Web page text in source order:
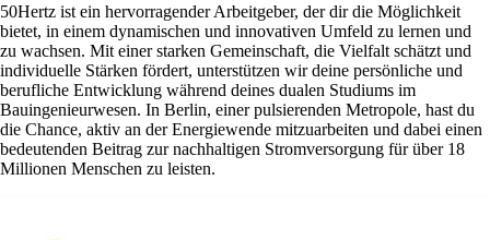
50Hertz ist ein hervorragender Arbeitgeber, der dir die Möglichkeit
bietet, in einem dynamischen und innovativen Umfeld zu lernen und
zu wachsen. Mit einer starken Gemeinschaft, die Vielfalt schätzt und
individuelle Stärken fördert, unterstützen wir deine persönliche und
berufliche Entwicklung während deines dualen Studiums im
Bauingenieurwesen. In Berlin, einer pulsierenden Metropole, hast du
die Chance, aktiv an der Energiewende mitzuarbeiten und dabei einen
bedeutenden Beitrag zur nachhaltigen Stromversorgung für über 18
Millionen Menschen zu leisten.